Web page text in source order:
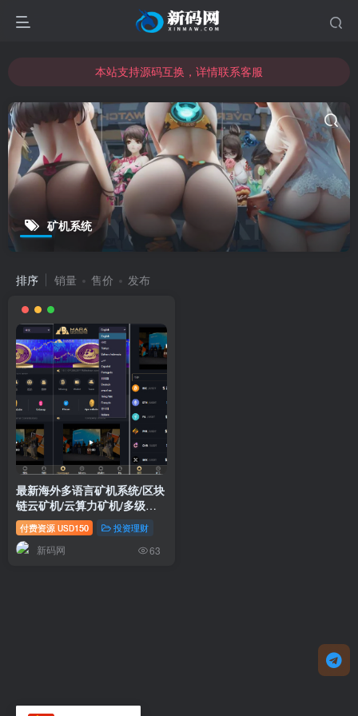
本站支持源码互换，详情联系客服
本站支持源码互换，详情联系客服
矿机系统
排序 销量 售价 发布
最新海外多语言矿机系统/区块
链云矿机/云算力矿机/多级分
销付费资源 USD150 投资理财
新码网 63